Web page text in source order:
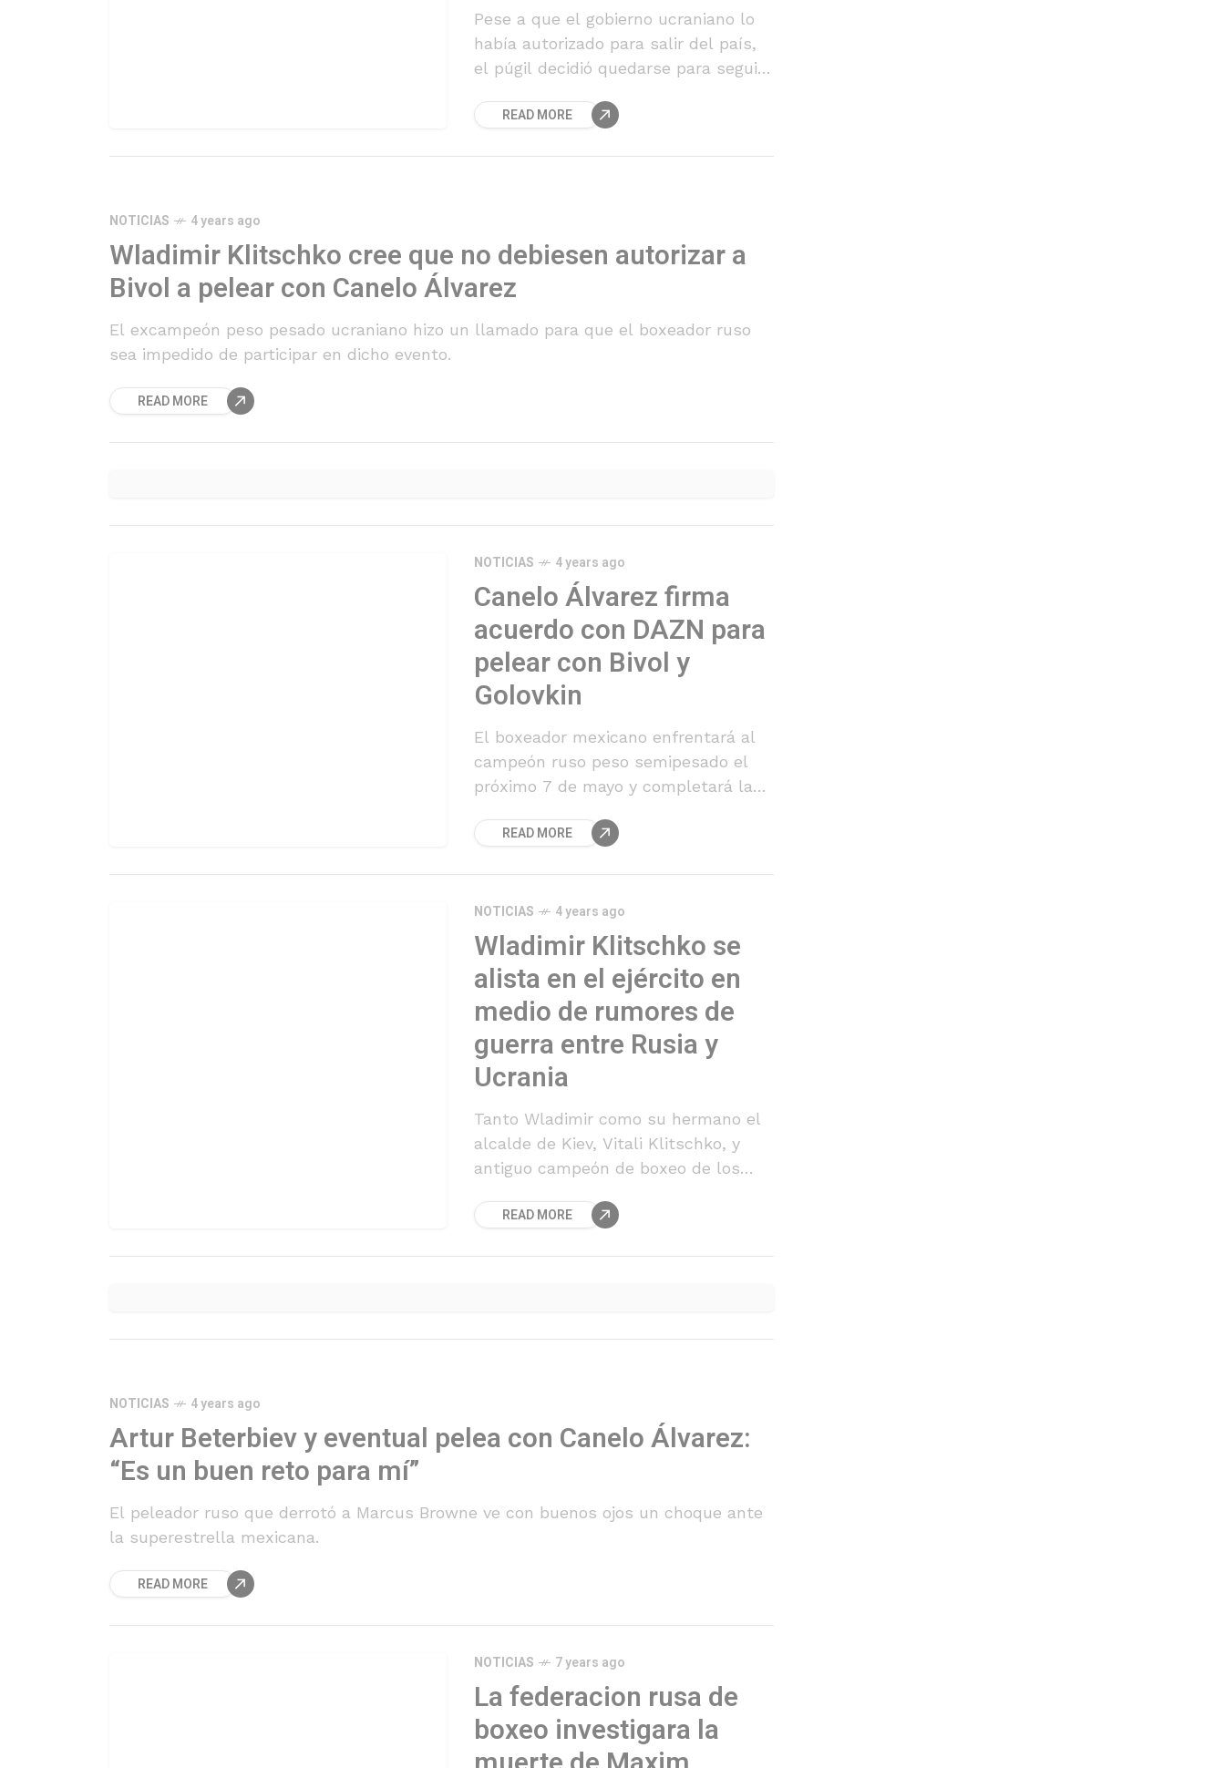
Pese a que el gobierno ucraniano lo
había autorizado para salir del país,
el púgil decidió quedarse para seguir
READ MORE
NOTICIAS 4 years ago
Wladimir Klitschko cree que no debiesen autorizar a
Bivol a pelear con Canelo Álvarez
El excampeón peso pesado ucraniano hizo un llamado para que el boxeador ruso
sea impedido de participar en dicho evento.
READ MORE
NOTICIAS 4 years ago
Canelo Álvarez firma
acuerdo con DAZN para
pelear con Bivol y
Golovkin
El boxeador mexicano enfrentará al
campeón ruso peso semipesado el
próximo 7 de mayo y completará la
septiembre.
READ MORE
NOTICIAS 4 years ago
Wladimir Klitschko se
alista en el ejército en
medio de rumores de
guerra entre Rusia y
Ucrania
Tanto Wladimir como su hermano el
alcalde de Kiev, Vitali Klitschko, y
antiguo campeón de boxeo de los
durante la inauguración de un centro
READ MORE
NOTICIAS 4 years ago
Artur Beterbiev y eventual pelea con Canelo Álvarez:
“Es un buen reto para mí”
El peleador ruso que derrotó a Marcus Browne ve con buenos ojos un choque ante
la superestrella mexicana.
READ MORE
NOTICIAS 7 years ago
La federacion rusa de
boxeo investigara la